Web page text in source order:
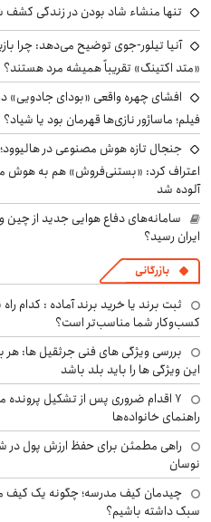
تنها منشاء شاد بودن در زندگی کشف
آنیا تیلور-جوی توضیح می‌دهد: چرا
«متد اکتینگ» تقریباً همیشه مرد هستند؟
افشای چهره واقعی «بودای جادویی»
فیلم؛ ماساژور نازی‌ها قهرمان بود یا شیاد؟
جنجال تازه هوش مصنوعی در هالیوود؛
اعتراف کرد: «بستنی‌فروش» هم به هوش
آلوده شد
سامانه‌های دفاع هوایی جدید از چین
ایران رسید؟
بازرگانی
ثبت برند یا خرید برند آماده : کدام راه
کسب‌وکار شما مناسب‌تر است؟
بررسی ویژگی های فنی جرثقیل ها: هر
این ویژگی ها را باید بلد باشد
۷ اقدام ضروری پس از تشکیل پرونده
راهنمای خانواده‌ها
راهی مطمئن برای حفظ ارزش پول در
نوسان
چیدمان کیف مدرسه؛ چگونه یک کیف
سبک داشته باشیم؟